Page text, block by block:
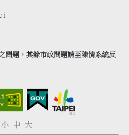
問題，其餘市政問題請至陳情系統反
小 中 大